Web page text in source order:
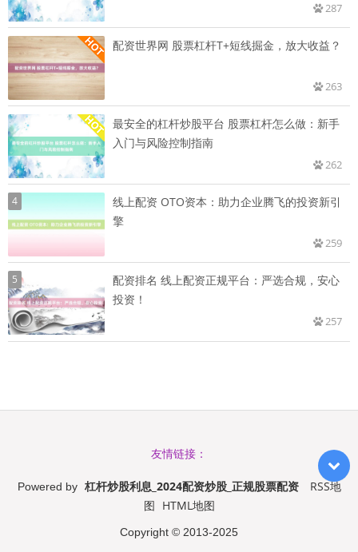
287
配资世界网 股票杠杆T+短线掘金，放大收益？
263
最安全的杠杆炒股平台 股票杠杆怎么做：新手
入门与风险控制指南
262
4
线上配资 OTO资本：助力企业腾飞的投资新引
擎
259
5
配资排名 线上配资正规平台：严选合规，安心
投资！
257
友情链接：
Powered by 杠杆炒股利息_2024配资炒股_正规股票配资
RSS地
图 HTML地图
Copyright © 2013-2025